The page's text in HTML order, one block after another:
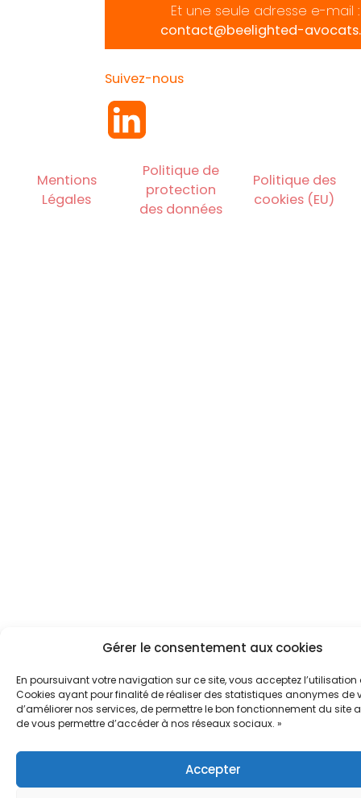
Gérer le consentement aux cookies
En poursuivant votre navigation sur ce site, vous acceptez l’utilisation
Cookies ayant pour finalité de réaliser des statistiques anonymes de
d’améliorer nos services, de permettre le bon fonctionnement du site
de vous permettre d’accéder à nos réseaux sociaux. »
Accepter
Et une seule adresse e-mail :
contact@beelighted-
Suivez-nous
Mentions
Légales
Politique de
protection
des données
Politique des
cookies (EU)